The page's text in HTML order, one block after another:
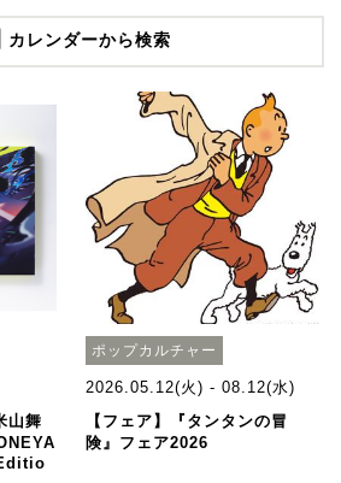
カレンダーから検索
山舞
ポップカルチャー
2026.05.12(火) - 08.12(水)
【フェア】『タンタンの冒
険』フェア2026